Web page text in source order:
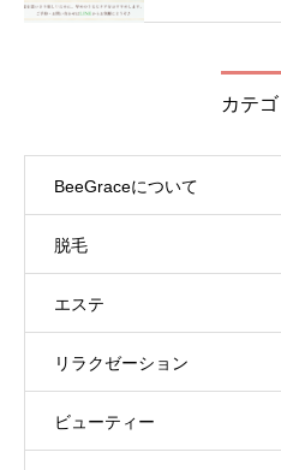
カテ
BeeGraceについて
脱毛
エステ
リラクゼーション
ビューティー